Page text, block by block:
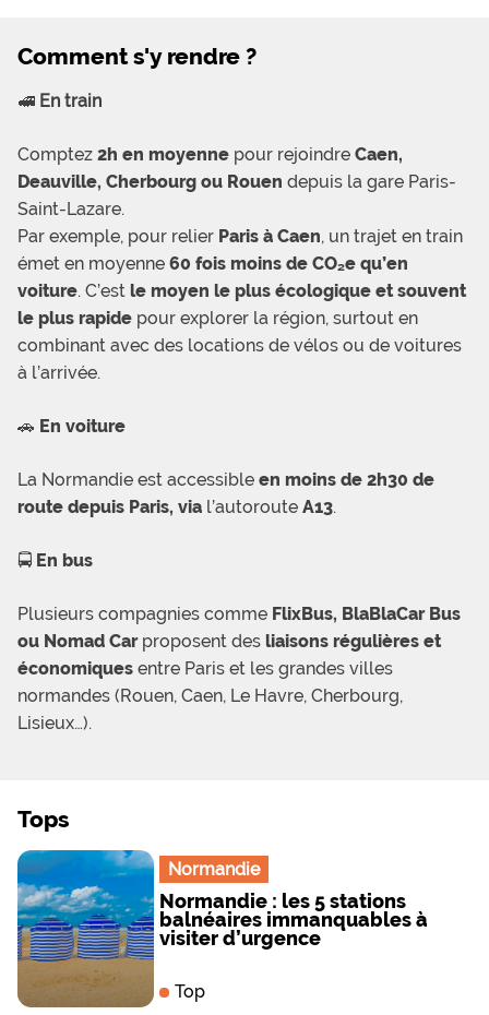
Comment s'y rendre ?
🚅 En train
Comptez 2h en moyenne pour rejoindre Caen,
Deauville, Cherbourg ou Rouen depuis la gare Paris-
Saint-Lazare.
Par exemple, pour relier Paris à Caen, un trajet en train
émet en moyenne 60 fois moins de CO₂e qu’en
voiture. C’est le moyen le plus écologique et souvent
le plus rapide pour explorer la région, surtout en
combinant avec des locations de vélos ou de voitures
à l’arrivée.
🚗 En voiture
La Normandie est accessible en moins de 2h30 de
route depuis Paris, via l’autoroute A13.
🚍 En bus
Plusieurs compagnies comme FlixBus, BlaBlaCar Bus
ou Nomad Carproposent des liaisons régulières et
économiques entre Paris et les grandes villes
normandes (Rouen, Caen, Le Havre, Cherbourg,
Lisieux…).
Tops
Normandie
Normandie : les 5 stations
balnéaires immanquables à
visiter d’urgence
Top